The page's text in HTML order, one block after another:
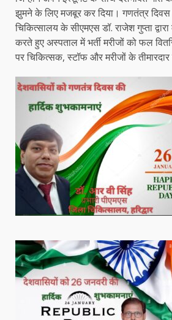
झुमने के लिए मजबूर कर दिया। गणतंत्र दिवस
चिकित्सालय के सीएमएस डॉ. राजेश गुप्ता द्वारा
करते हुए अस्पताल में भर्ती मरीजों को फल
पर चिकित्सक, स्टॉफ और मरीजों के